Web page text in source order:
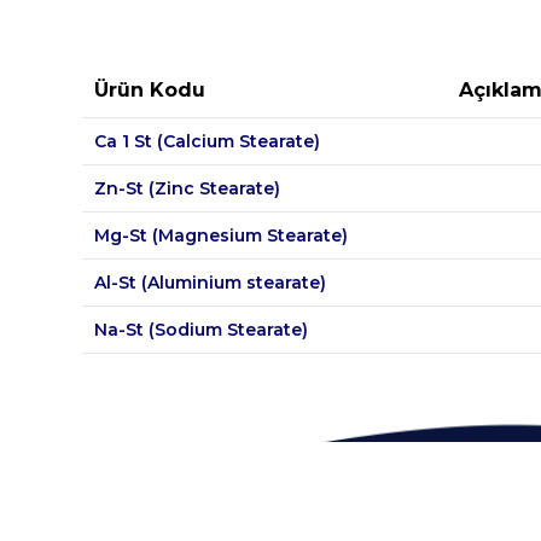
Ürün Kodu
Ca 1 St (Calcium Stearate)
Zn-St (Zinc Stearate)
Mg-St (Magnesium Stearate)
Al-St (Aluminium stearate)
Na-St (Sodium Stearate)